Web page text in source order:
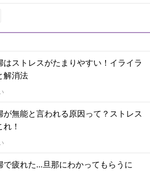
はストレスがたまりやすい！イライラ
解消法
が無能と言われる原因って？ストレス
！
で疲れた…旦那にわかってもらうに